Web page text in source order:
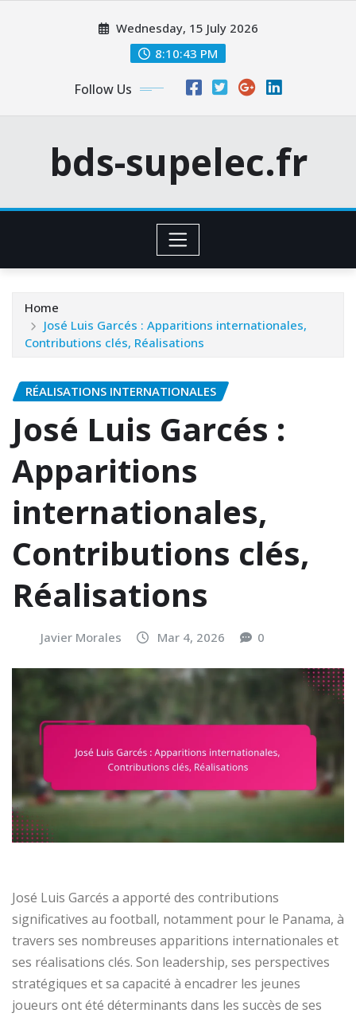
Wednesday, 15 July 2026
8:10:44 PM
Follow Us
bds-supelec.fr
Home
José Luis Garcés : Apparitions internationales,
Contributions clés, Réalisations
RÉALISATIONS INTERNATIONALES
José Luis Garcés :
Apparitions
internationales,
Contributions clés,
Réalisations
Javier Morales Mar 4, 2026 0
José Luis Garcés a apporté des contributions
significatives au football, notamment pour le Panama, à
travers ses nombreuses apparitions internationales et
ses réalisations clés. Son leadership, ses perspectives
stratégiques et sa capacité à encadrer les jeunes
joueurs ont été déterminants dans les succès de ses